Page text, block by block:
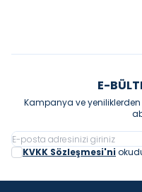
E-
Kampanya ve
KVKK Sözleşmesi'ni